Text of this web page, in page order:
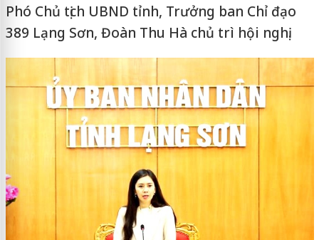
Phó Chủ tịch UBND tỉnh, Trưởng ban Chỉ đạo
389 Lạng Sơn, Đoàn Thu Hà chủ trì hội nghị.